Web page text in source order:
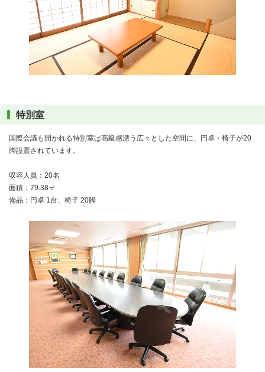
特別室
国際会議も開かれる特別室は高級感漂う広々とした空間に、円卓・椅子が20
脚設置されています。
収容人員：20名
面積：79.38㎡
備品：円卓 1台、椅子 20脚